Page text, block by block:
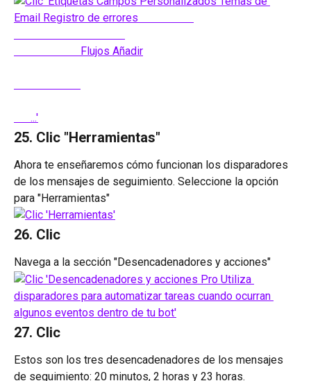
25. Clic "Herramientas"
Ahora te enseñaremos cómo funcionan los disparadores
de los mensajes de seguimiento. Seleccione la opción
para "Herramientas"
26. Clic
Navega a la sección "Desencadenadores y acciones"
27. Clic
Estos son los tres desencadenadores de los mensajes
de seguimiento: 20 minutos, 2 horas y 23 horas.